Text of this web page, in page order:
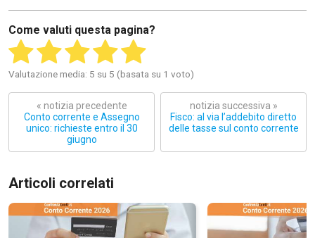
Come valuti questa pagina?
Valutazione media: 5 su 5 (basata su 1 voto)
« notizia precedente
Conto corrente e Assegno
unico: richieste entro il 30
giugno
notizia successiva »
Fisco: al via l’addebito diretto
delle tasse sul conto corrente
Articoli correlati